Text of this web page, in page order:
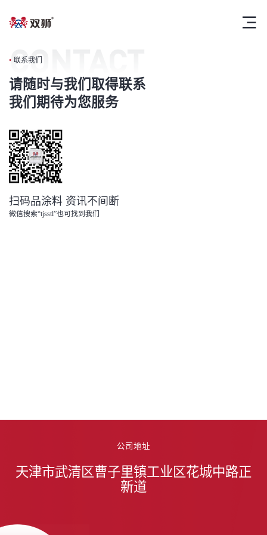
• 联系我们
CONTACT
请随时与我们取得联系
我们期待为您服务
扫码品涂料 资讯不间断
微信搜索“tjsstl”也可找到我们
公司地址
天津市武清区曹子里镇工业区花城中路正
新道